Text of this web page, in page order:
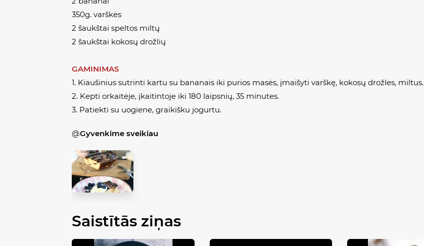
350g. varškės
2 šaukštai speltos miltų
2 šaukštai kokosų drožlių
GAMINIMAS
1. Kiaušinius sutrinti kartu su bananais iki purios masės, įmaišyti varškę, kokosų drožles, miltus.
2. Kepti orkaitėje, įkaitintoje iki 180 laipsnių, 35 minutes.
3. Patiekti su uogiene, graikišku jogurtu.
@Gyvenkime sveikiau
Saistītās ziņas